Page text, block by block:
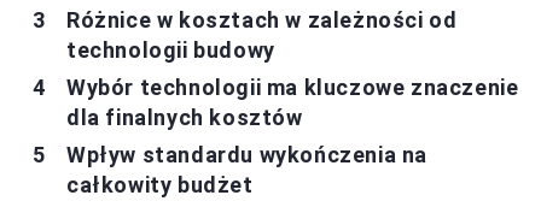
Różnice w kosztach w zależności od
technologii budowy
Wybór technologii ma kluczowe znaczenie
dla finalnych kosztów
Wpływ standardu wykończenia na
całkowity budżet